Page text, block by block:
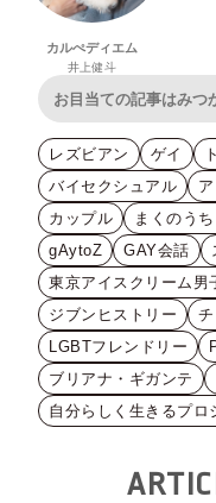
カルぺディエム
井上健斗
レズビアン ゲイ
バイセクシュアル
カップル
まくのう
gAytoZ
GAY会話
東京アイスクリーム男
ジブンヒストリー
LGBTフレンドリー
ブリアナ・ギガンテ
自分らしく生きるプロ